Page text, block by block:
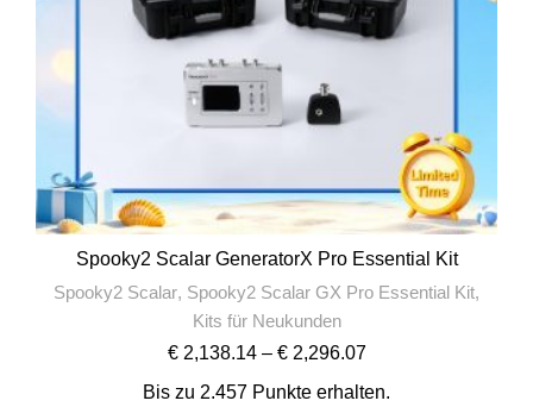
Spooky2 Scalar GeneratorX Pro Essential Kit
Spooky2 Scalar, Spooky2 Scalar GX Pro Essential Kit,
Kits für Neukunden
€2,138.14 – €2,296.07
Bis zu 2.457 Punkte erhalten.